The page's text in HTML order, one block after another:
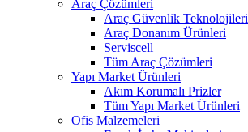
Araç Çözümleri
Araç Güvenlik Teknolojileri
Araç Donanım Ürünleri
Serviscell
Tüm Araç Çözümleri
Yapı Market Ürünleri
Akım Korumalı Prizler
Tüm Yapı Market Ürünleri
Ofis Malzemeleri